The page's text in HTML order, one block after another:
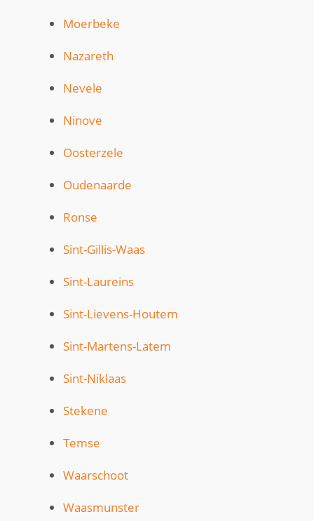
Moerbeke
Nazareth
Nevele
Ninove
Oosterzele
Oudenaarde
Ronse
Sint-Gillis-Waas
Sint-Laureins
Sint-Lievens-Houtem
Sint-Martens-Latem
Sint-Niklaas
Stekene
Temse
Waarschoot
Waasmunster